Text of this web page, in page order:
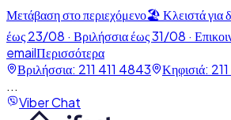
Μετάβαση στο περιεχόμενο🏖️Κλειστά για
έως 23/08 · Βριλήσσια έως 31/08 ·
emailΠερισσότερα
Βριλήσσια: 211 411 4843 Κηφισιά:
...
Viber Chat